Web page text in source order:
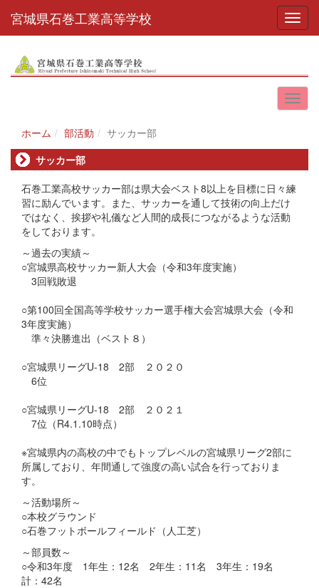
宮城県石巻工業高等学校
ホーム 部活動
サッカー部
サッカー部
石巻工業高校サッカー部は県大会ベスト8以上を目標に日々練
習に励んでいます。また、サッカーを通して技術の向上だけ
ではなく、挨拶や礼儀など人間的成長につながるような活動
をしております。
～過去の実績～
○宮城県高校サッカー新人大会（令和3年度実施）
3回戦敗退
○第100回全国高等学校サッカー選手権大会宮城県大会（令和
3年度実施）
準々決勝進出（ベスト８）
○宮城県リーグU-18 2部 ２０２０
6位
○宮城県リーグU-18 2部 ２０２１
7位（R4.1.10時点）
※宮城県内の高校の中でもトップレベルの宮城県リーグ2部に
所属しており、年間通して強度の高い試合を行っておりま
す。
～活動場所～
○本校グラウンド
○石巻フットボールフィールド（人工芝）
～部員数～
○令和3年度 1年生：12名 2年生：11名 3年生：19名
計：42名